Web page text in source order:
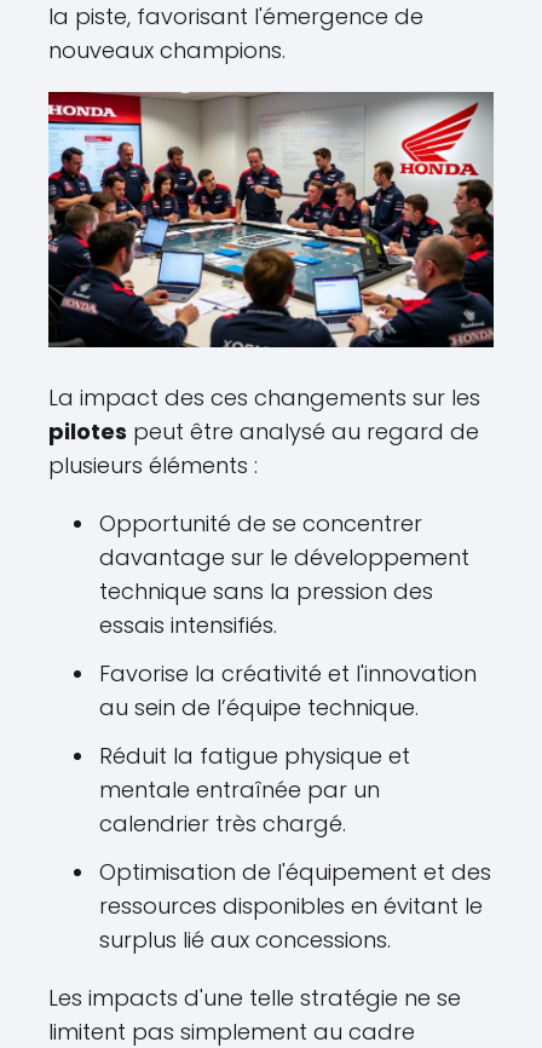
la piste, favorisant l'émergence de
nouveaux champions.
La impact des ces changements sur les
pilotes peut être analysé au regard de
plusieurs éléments :
Opportunité de se concentrer
davantage sur le développement
technique sans la pression des
essais intensifiés.
Favorise la créativité et l'innovation
au sein de l’équipe technique.
Réduit la fatigue physique et
mentale entraînée par un
calendrier très chargé.
Optimisation de l'équipement et des
ressources disponibles en évitant le
surplus lié aux concessions.
Les impacts d'une telle stratégie ne se
limitent pas simplement au cadre